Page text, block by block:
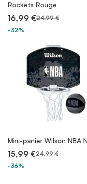
Rockets Rouge
16,99 €24,99 €
-32%
Mini-panier Wilson NBA
15,99 €24,99 €
-36%